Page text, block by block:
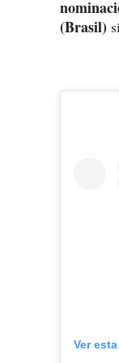
(Brasil)
Ver